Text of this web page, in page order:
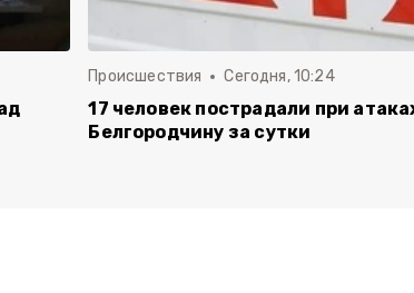
Происшествия Сегодня, 10:24
17 человек пострадали при
Белгородчину за сутки